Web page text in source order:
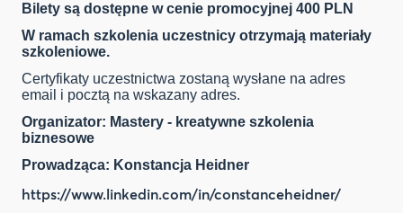
Bilety są dostępne w cenie promocyjnej 400 PLN
W ramach szkolenia uczestnicy otrzymają materiały
szkoleniowe.
Certyfikaty uczestnictwa zostaną wysłane na adres
email i pocztą na wskazany adres.
Organizator: Mastery - kreatywne szkolenia
biznesowe
Prowadząca: Konstancja Heidner
https://www.linkedin.com/in/constanceheidner/